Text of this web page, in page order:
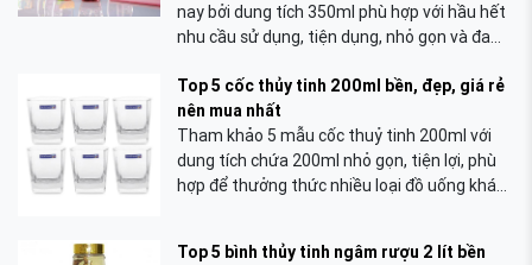
nay bởi dung tích 350ml phù hợp với hầu hết
nhu cầu sử dụng, tiện dụng, nhỏ gọn và đa
Top 5 cốc thủy tinh 200ml bền, đẹp, giá rẻ
nên mua nhất
Tham khảo 5 mẫu cốc thuỷ tinh 200ml với
dung tích chứa 200ml nhỏ gọn, tiện lợi, phù
hợp để thưởng thức nhiều loại đồ uống khác
Top 5 bình thủy tinh ngâm rượu 2 lít bền